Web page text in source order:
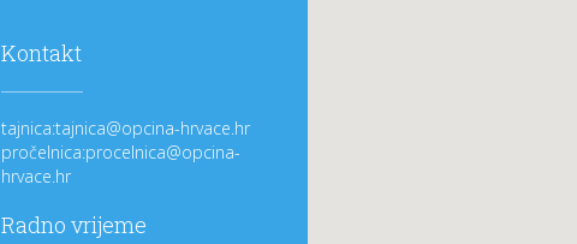
Kontakt
tajnica:tajnica@opcina-hrvace.hr
pročelnica:procelnica@opcina-
hrvace.hr
Radno vrijeme